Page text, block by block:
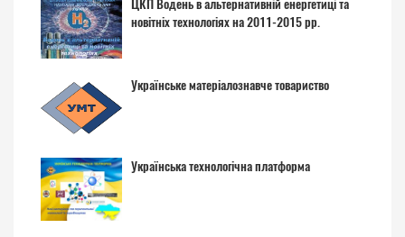
ЦКП Водень в альтернативній енергетиці та
новітніх технологіях на 2011-2015 рр.
Українське матеріалознавче товариство
Українська технологічна платформа